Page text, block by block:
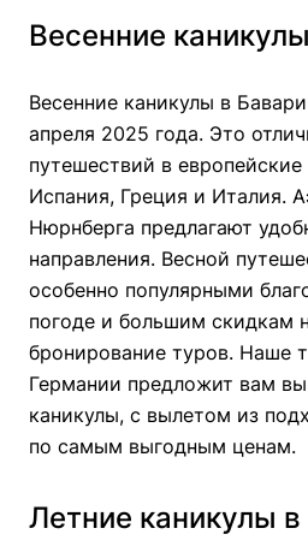
Весенние
Весенние каникулы в
апреля 2025 года. Это
путешествий в
Испания, Греция и Италия.
Нюрнберга предлагают
направления. Весной
особенно популярными
погоде и большим скидкам
бронирование туров. Наше
Германии предложит вам
каникулы, с вылетом из
по самым выгодным ценам.
Летние каникулы